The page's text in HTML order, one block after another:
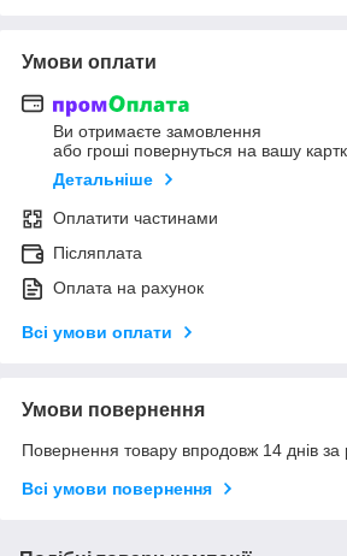
Умови оплати
Ви отримаєте замовлення
або гроші повернуться на вашу
Детальніше
Оплатити частинами
Післяплата
Оплата на рахунок
Всі умови оплати
Умови повернення
Повернення товару впродовж 14 днів за
Всі умови повернення